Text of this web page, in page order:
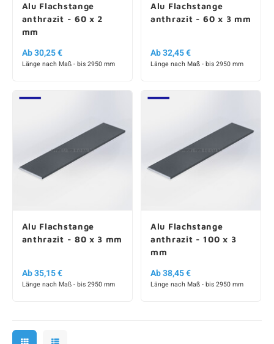
Alu Flachstange
anthrazit - 60 x 2
mm
Ab 30,25 €
Länge nach Maß - bis 2950 mm
Alu Flachstange
anthrazit - 60 x 3 mm
Ab 32,45 €
Länge nach Maß - bis 2950 mm
Alu Flachstange
anthrazit - 80 x 3 mm
Ab 35,15 €
Länge nach Maß - bis 2950 mm
Alu Flachstange
anthrazit - 100 x 3
mm
Ab 38,45 €
Länge nach Maß - bis 2950 mm